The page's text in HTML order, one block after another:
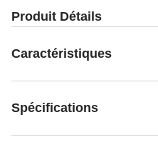
Produit Détails
Caractéristiques
Spécifications